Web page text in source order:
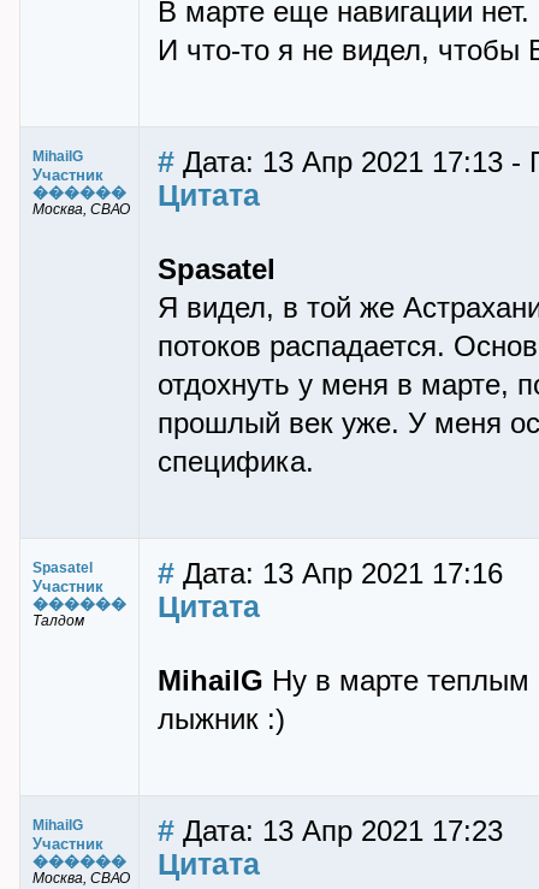
В марте еще навигации
И что-то я не видел, чтобы
MihailG
Участник
������
Москва, СВАО
# Дата: 13 Апр 2021 17:13 -
Цитата
Spasatel
Я видел, в той же
потоков распадается.
отдохнуть у меня в марте,
прошлый век уже. У меня
специфика.
Spasatel
Участник
������
Талдом
# Дата: 13 Апр 2021 17:16
Цитата
MihailG Ну в марте теплым
лыжник :)
MihailG
Участник
������
Москва, СВАО
# Дата: 13 Апр 2021 17:23
Цитата